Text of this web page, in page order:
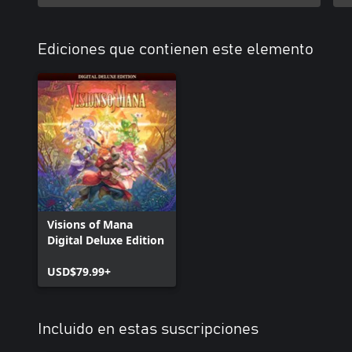
Ediciones que contienen este elemento
Visions of Mana
Digital Deluxe Edition
USD$79.99+
Incluido en estas suscripciones